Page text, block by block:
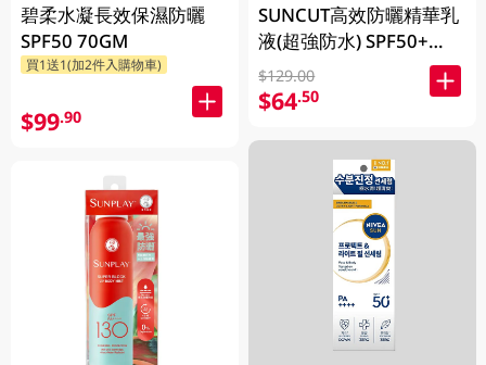
碧柔水凝長效保濕防曬
SPF50 70GM
買1送1(加2件入購物車)
$99.90
SUNCUT高效防曬精華乳
液(超強防水) SPF50+
PA++++ (120g)
$129.00
$64.50